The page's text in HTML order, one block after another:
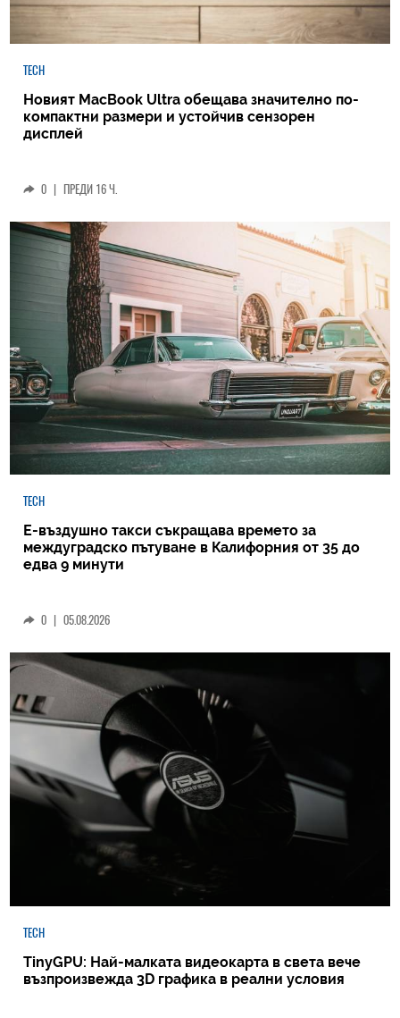
TECH
Новият MacBook Ultra обещава значително по-
компактни размери и устойчив сензорен
дисплей
0 | ПРЕДИ 16 Ч.
TECH
Е-въздушно такси съкращава времето за
междуградско пътуване в Калифорния от 35 до
едва 9 минути
0 05.08.2026
TECH
TinyGPU: Най-малката видеокарта в света вече
възпроизвежда 3D графика в реални условия